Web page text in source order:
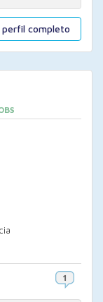
perfil completo